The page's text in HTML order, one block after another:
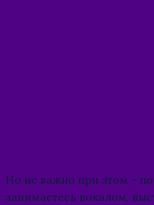
Но не важно при этом –
занимаетесь вокалом,